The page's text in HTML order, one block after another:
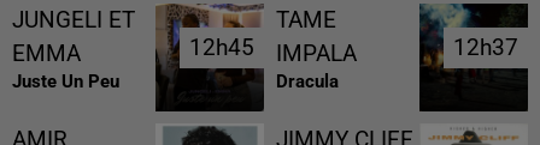
JUNGELI ET
EMMA
Juste Un Peu
12h45
12h45
TAME
IMPALA
Dracula
12h37
12h37